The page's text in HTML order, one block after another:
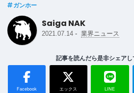
ガンホー
Saiga NAK
2021.07.14 - 業界ニュース
記事を読んだら是非シェア
Facebook エックス LINE